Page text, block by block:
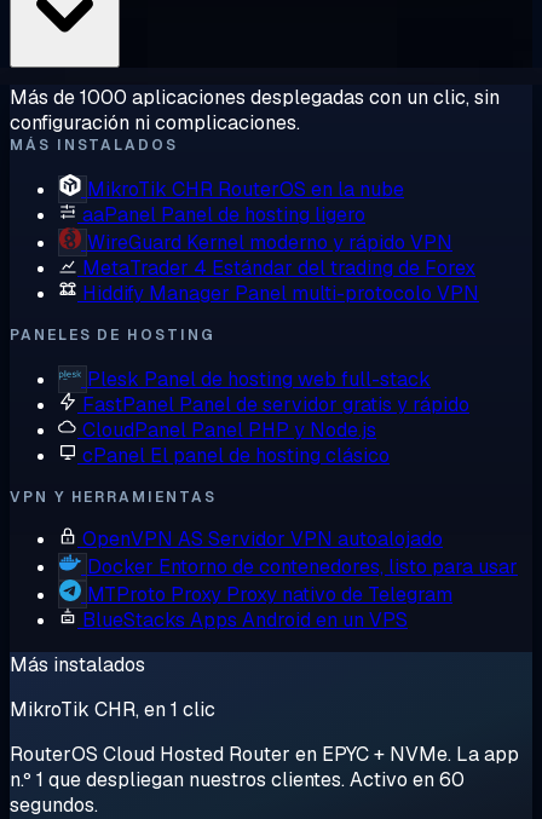
Más de 1000 aplicaciones desplegadas con un clic, sin
configuración ni complicaciones.
MÁS INSTALADOS
MikroTik CHR RouterOS en la nube
aaPanel Panel de hosting ligero
WireGuard Kernel moderno y rápido VPN
MetaTrader 4 Estándar del trading de Forex
Hiddify Manager Panel multi-protocolo VPN
PANELES DE HOSTING
Plesk Panel de hosting web full-stack
FastPanel Panel de servidor gratis y rápido
CloudPanel Panel PHP y Node.js
cPanel El panel de hosting clásico
VPN Y HERRAMIENTAS
OpenVPN AS Servidor VPN autoalojado
Docker Entorno de contenedores, listo para usar
MTProto Proxy Proxy nativo de Telegram
BlueStacks Apps Android en un VPS
Más instalados
MikroTik CHR, en 1 clic
RouterOS Cloud Hosted Router en EPYC + NVMe. La app
n.º 1 que despliegan nuestros clientes. Activo en 60
segundos.